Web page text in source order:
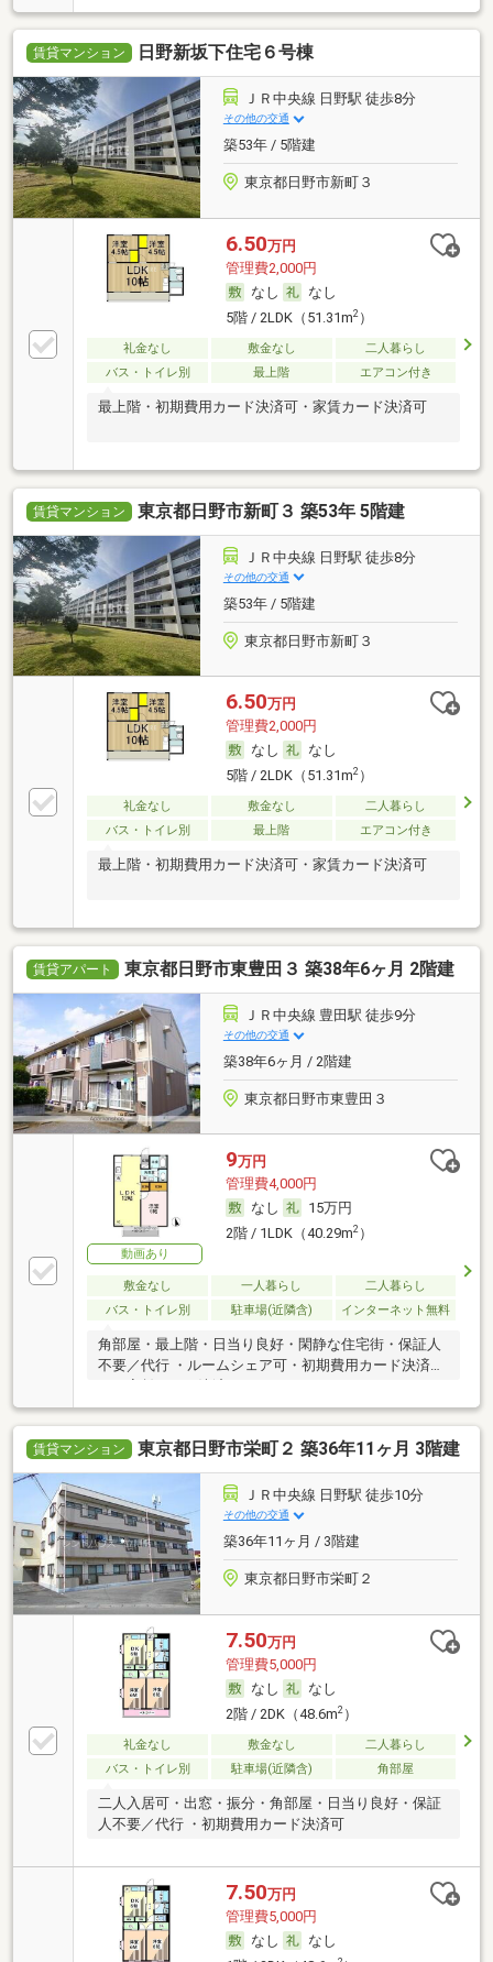
賃貸マンション 日野新坂下住宅６号棟
ＪＲ中央線 日野駅 徒歩8分
その他の交通
築53年 / 5階建
東京都日野市新町３
6.50万円
管理費2,000円
なし
なし
5階 / 2LDK（51.31m2）
礼金なし 敷金なし
二人暮らし
バス・トイレ別
最上階 エアコン付き
最上階・初期費用カード決済可・家賃カード決済可
賃貸マンション 東京都日野市新町３ 築53年 5階建
ＪＲ中央線 日野駅 徒歩8分
その他の交通
築53年 / 5階建
東京都日野市新町３
6.50万円
管理費2,000円
なし
なし
5階 / 2LDK（51.31m2）
礼金なし 敷金なし
二人暮らし
バス・トイレ別
最上階 エアコン付き
最上階・初期費用カード決済可・家賃カード決済可
賃貸アパート 東京都日野市東豊田３ 築38年6ヶ月 2階建
ＪＲ中央線 豊田駅 徒歩9分
その他の交通
築38年6ヶ月 / 2階建
東京都日野市東豊田３
動画あり
9万円
管理費4,000円
なし
15万円
2階 / 1LDK（40.29m2）
敷金なし 一人暮らし
二人暮らし
バス・トイレ別
駐車場(近隣含) インターネット無料
角部屋・最上階・日当り良好・閑静な住宅街・保証人
不要／代行 ・ルームシェア可・初期費用カード決済
賃貸マンション 東京都日野市栄町２ 築36年11ヶ月 3階建
ＪＲ中央線 日野駅 徒歩10分
その他の交通
築36年11ヶ月 / 3階建
東京都日野市栄町２
7.50万円
管理費5,000円
なし
なし
2階 / 2DK（48.6m2）
礼金なし 敷金なし
二人暮らし
バス・トイレ別
駐車場(近隣含) 角部屋
二人入居可・出窓・振分・角部屋・日当り良好・保証
人不要／代行 ・初期費用カード決済可
7.50万円
管理費5,000円
なし
なし